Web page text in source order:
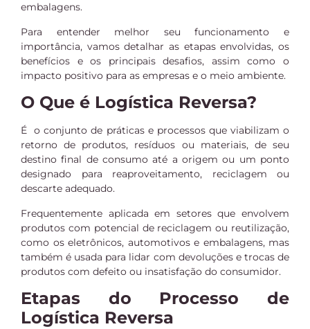
embalagens.
Para entender melhor seu funcionamento e
importância, vamos detalhar as etapas envolvidas, os
benefícios e os principais desafios, assim como o
impacto positivo para as empresas e o meio ambiente.
O Que é Logística Reversa?
É o conjunto de práticas e processos que viabilizam o
retorno de produtos, resíduos ou materiais, de seu
destino final de consumo até a origem ou um ponto
designado para reaproveitamento, reciclagem ou
descarte adequado.
Frequentemente aplicada em setores que envolvem
produtos com potencial de reciclagem ou reutilização,
como os eletrônicos, automotivos e embalagens, mas
também é usada para lidar com devoluções e trocas de
produtos com defeito ou insatisfação do consumidor.
Etapas do Processo de
Logística Reversa